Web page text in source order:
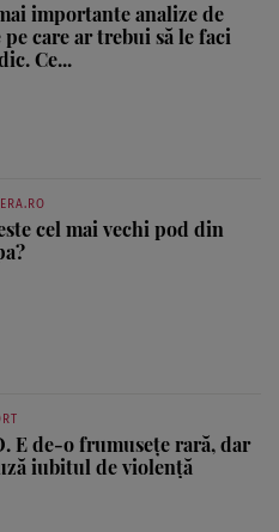
importante analize de
pe care ar trebui să le faci
Ce...
cel mai vechi pod din
E de-o frumusețe rară, dar
iubitul de violență